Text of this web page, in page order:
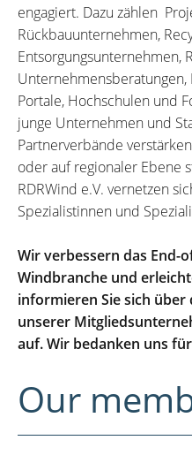
engagiert. Dazu zählen
Rückbauunternehmen,
Entsorgungsunternehmen,
Portale, Hochschulen und
junge Unternehmen und
Partnerverbände
oder auf regionaler Ebene
RDRWind e.V. vernetzen
Spezialistinnen und
Wir verbessern das End-
Windbranche und
informieren Sie sich
unserer
auf. Wir bedanken uns
Our